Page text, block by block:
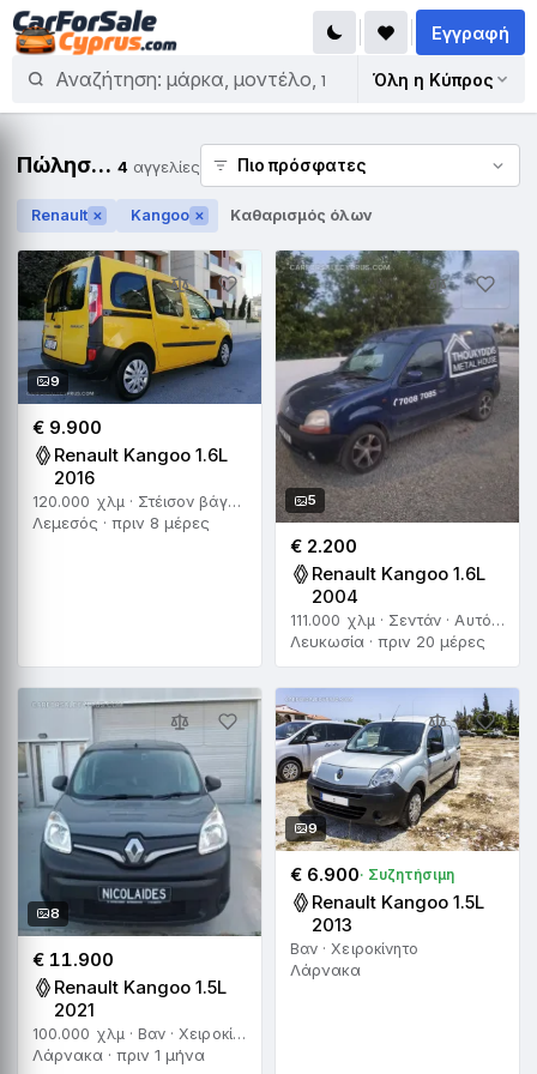
Όλη η Κύπρος
Εγγραφή
Πώληση Renault Kangoo 4 αγγελίες
Renault ✕ Kangoo ✕ Καθαρισμός όλων
9
€ 9.900
Renault Kangoo 1.6L
2016
120.000 χλμ · Στέισον βάγκον · Αυτόματο
Λεμεσός · πριν 8 μέρες
5
€ 2.200
Renault Kangoo 1.6L
2004
111.000 χλμ · Σεντάν · Αυτόματο
Λευκωσία · πριν 20 μέρες
8
€ 11.900
Renault Kangoo 1.5L
2021
100.000 χλμ · Βαν · Χειροκίνητο
Λάρνακα · πριν 1 μήνα
9
€ 6.900· Συζητήσιμη
Renault Kangoo 1.5L
2013
Βαν · Χειροκίνητο
Λάρνακα